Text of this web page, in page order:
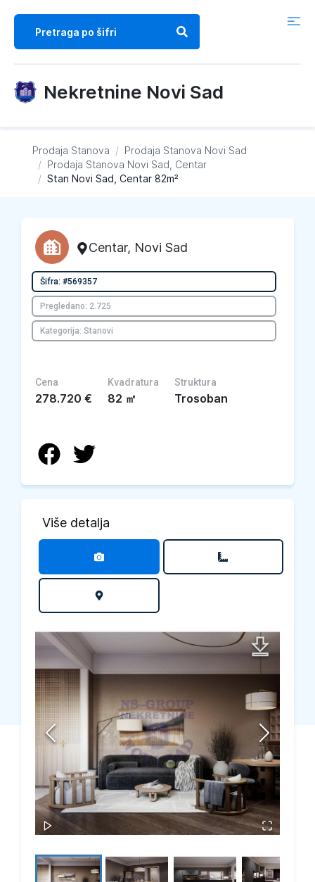
Nekretnine Novi Sad
Prodaja Stanova / Prodaja Stanova Novi Sad
/ Prodaja Stanova Novi Sad, Centar
/ Stan Novi Sad, Centar 82m²
Centar, Novi Sad
Šifra: #569357
Pregledano: 2.725
Kategorija: Stanovi
Cena
278.720 €
Kvadratura
82 ㎡
Struktura
Trosoban
Više detalja